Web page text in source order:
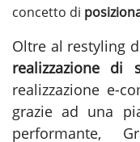
concetto di
Oltre al restyling
realizzazione di
realizzazione e-
grazie ad una
performante,